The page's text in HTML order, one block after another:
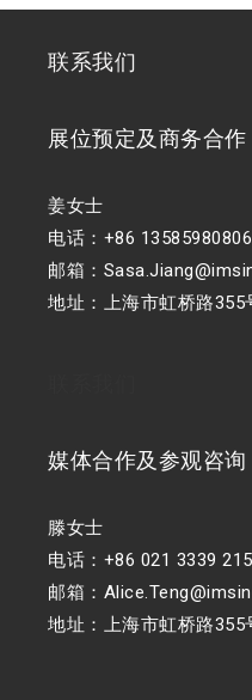
联系我们
展位预定及商务合作
姜女士
电话：+86 13585980806
邮箱：
地址：上海市虹桥路
媒体合作及参观咨询
滕女士
电话：+86 021 3339
邮箱：
地址：上海市虹桥路